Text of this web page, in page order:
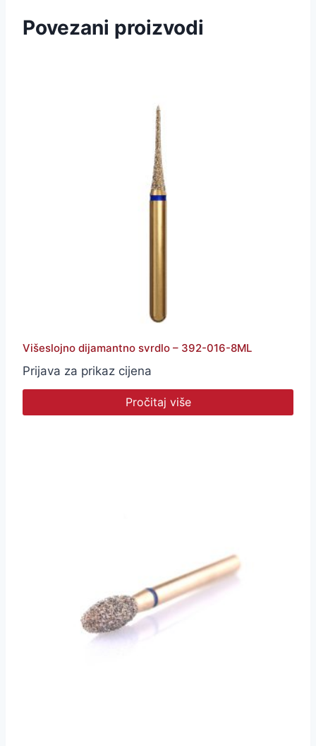
Povezani proizvodi
Višeslojno dijamantno svrdlo – 392-016-8ML
Prijava za prikaz cijena
Pročitaj više